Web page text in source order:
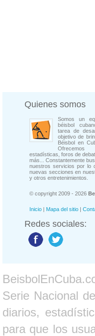
Quienes somos
Somos un
béisbol
tarea de
objetivo de
Béisbol en
Ofrecemos
estadísticas, foros de
más... Constantemente
nuestros servicios por lo
nuevas secciones en
y otros entretenimientos.
© copyright 2009 - 2026
Inicio | Mapa del sitio |
Redes sociales:
Serie Nacional
diarios,
para que los